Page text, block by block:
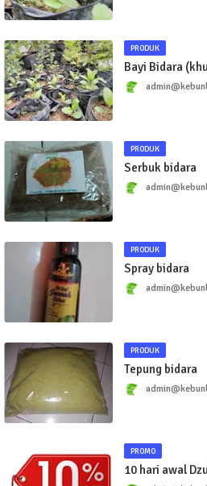
PRODUK
Bayi Bidara
PRODUK
Serbuk bidara
PRODUK
Spray bidara
PRODUK
Tepung bidara
PROMO
10 hari awal